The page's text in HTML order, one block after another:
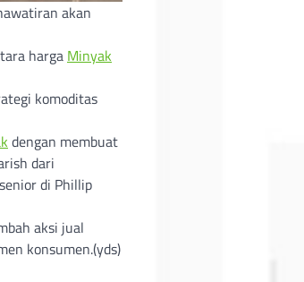
akan
harga Minyak
komoditas
dengan membuat
dari
senior di Phillip
aksi jual
konsumen.(yds)